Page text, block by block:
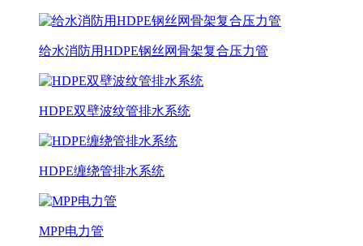
给水消防用HDPE钢丝网骨架复合压力管
HDPE双壁波纹管排水系统
HDPE缠绕管排水系统
MPP电力管